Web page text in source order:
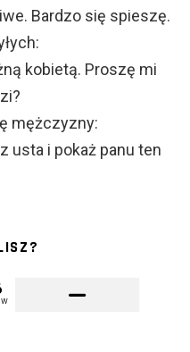
Bardzo się spieszę.
kobietą. Proszę mi
mężczyzny:
usta i pokaż panu ten